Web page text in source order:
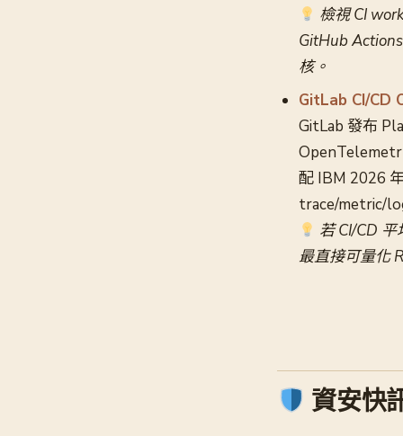
檢視 CI
GitHub
核。
GitLab CI/CD
GitLab 發布
配 IBM 2026
trace/metric/
若 CI/CD
最直接可量化
資安快